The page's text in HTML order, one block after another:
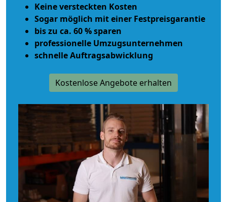
Keine versteckten Kosten
Sogar möglich mit einer Festpreisgarantie
bis zu ca. 60 % sparen
professionelle Umzugsunternehmen
schnelle Auftragsabwicklung
Kostenlose Angebote erhalten